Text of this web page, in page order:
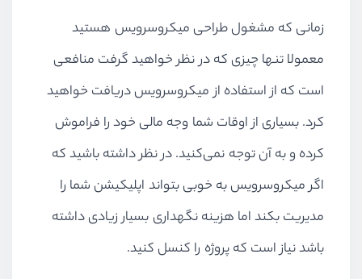
زمانی که مشغول طراحی میکروسرویس هستید
معمولا تنها چیزی که در نظر خواهید گرفت منافعی
است که از استفاده از میکروسرویس دریافت خواهید
کرد. بسیاری از اوقات شما وجه مالی خود را فراموش
کرده و به آن توجه نمی‌کنید. در نظر داشته باشید که
اگر میکروسرویس به خوبی بتواند اپلیکیشن شما را
مدیریت بکند اما هزینه‌ نگهداری بسیار زیادی داشته
باشد نیاز است که پروژه را کنسل کنید.